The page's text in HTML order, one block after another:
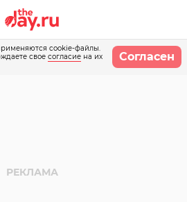
cookie-файлы.
свое согласие на их
Согласен